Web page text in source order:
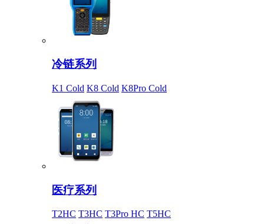
冷链系列
K1 Cold K8 Cold K8Pro Cold
医疗系列
T2HC T3HC T3Pro HC T5HC